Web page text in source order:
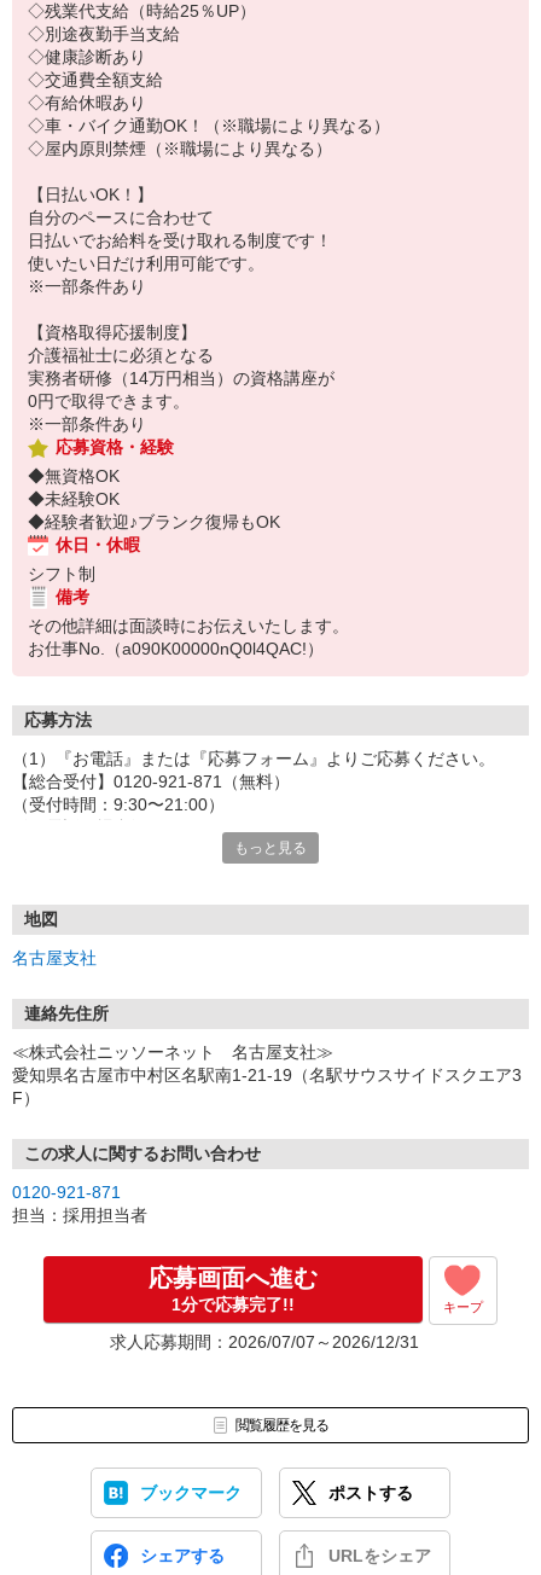
◇残業代支給（時給25％UP）
◇別途夜勤手当支給
◇健康診断あり
◇交通費全額支給
◇有給休暇あり
◇車・バイク通勤OK！（※職場により異なる）
◇屋内原則禁煙（※職場により異なる）
【日払いOK！】
自分のペースに合わせて
日払いでお給料を受け取れる制度です！
使いたい日だけ利用可能です。
※一部条件あり
【資格取得応援制度】
介護福祉士に必須となる
実務者研修（14万円相当）の資格講座が
0円で取得できます。
※一部条件あり
応募資格・経験
◆無資格OK
◆未経験OK
◆経験者歓迎♪ブランク復帰もOK
休日・休暇
シフト制
備考
その他詳細は面談時にお伝えいたします。
お仕事No.（a090K00000nQ0l4QAC!）
応募方法
（1）『お電話』または『応募フォーム』よりご応募ください。
【総合受付】0120-921-871（無料）
（受付時間：9:30〜21:00）
「e-aidemを見て」とお伝えいただけるとスムーズです。
◎応募フォームからのご応募は24時間受付中です！
（2）面談・登録の実施
ご都合のよいお日にちをお聞かせください。
↓
（3）選考・お仕事のご案内
↓
（4）就業開始
能です。
もっと見る
地図
名古屋支社
連絡先住所
≪株式会社ニッソーネット 名古屋支社≫
愛知県名古屋市中村区名駅南1-21-19（名駅サウスサイドスクエア3
F）
この求人に関するお問い合わせ
0120-921-871
担当：採用担当者
応募画面へ進む
1分で応募完了!! キープ
求人応募期間：2026/07/07～2026/12/31
閲覧履歴を見る
ブックマーク ポストする
シェアする URLをシェア